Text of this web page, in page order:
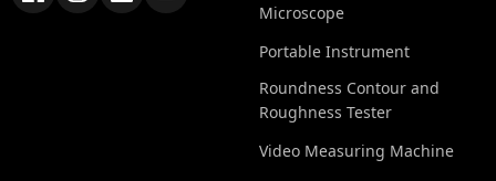
Microscope
Portable Instrument
Roundness Contour and
Roughness Tester
Video Measuring Machine